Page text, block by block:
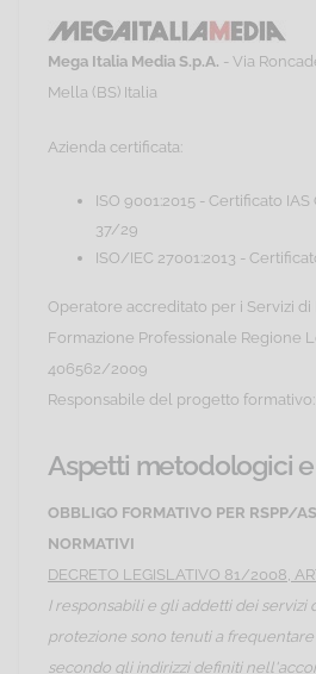
Mega Italia Media S.p.A. - Via
Mella (BS) Italia
Azienda certificata:
ISO 9001:2015 - Certificato
37/29
ISO/IEC 27001:2013 -
Operatore accreditato per i Servizi di
Formazione Professionale Regione
406562/2009
Responsabile del progetto formativo:
Aspetti metodologici
OBBLIGO FORMATIVO PER RSPP/
NORMATIVI
DECRETO LEGISLATIVO 81/2008,
I responsabili e gli addetti dei servizi
protezione sono tenuti a
secondo gli indirizzi definiti